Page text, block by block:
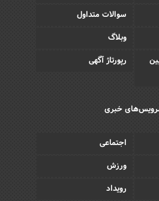
سوالات متداول
وبلاگ
رپورتاژ آگهی
خبری
اجتماعی
ورزش
رویداد